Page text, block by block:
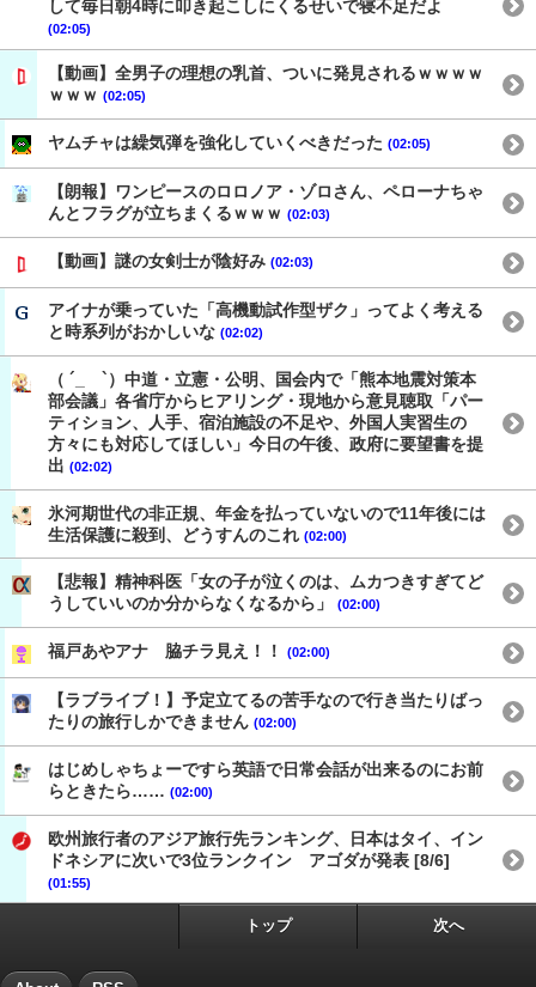
して毎日朝4時に叩き起こしにくるせいで寝不足だよ
(02:05)
【動画】全男子の理想の乳首、ついに発見されるｗｗｗｗ
ｗｗｗ (02:05)
ヤムチャは繰気弾を強化していくべきだった (02:05)
【朗報】ワンピースのロロノア・ゾロさん、ペローナちゃ
んとフラグが立ちまくるｗｗｗ (02:03)
【動画】謎の女剣士が陰好み (02:03)
アイナが乗っていた「高機動試作型ザク」ってよく考える
と時系列がおかしいな (02:02)
（ ´_ゝ`）中道・立憲・公明、国会内で「熊本地震対策本
部会議」各省庁からヒアリング・現地から意見聴取「パー
ティション、人手、宿泊施設の不足や、外国人実習生の
方々にも対応してほしい」今日の午後、政府に要望書を提
出 (02:02)
氷河期世代の非正規、年金を払っていないので11年後には
生活保護に殺到、どうすんのこれ (02:00)
【悲報】精神科医「女の子が泣くのは、ムカつきすぎてど
うしていいのか分からなくなるから」
(02:00)
福戸あやアナ 脇チラ見え！！ (02:00)
【ラブライブ！】予定立てるの苦手なので行き当たりばっ
たりの旅行しかできません (02:00)
はじめしゃちょーですら英語で日常会話が出来るのにお前
らときたら…… (02:00)
欧州旅行者のアジア旅行先ランキング、日本はタイ、イン
ドネシアに次いで3位ランクイン アゴダが発表 [8/6]
(01:55)
トップ 次へ